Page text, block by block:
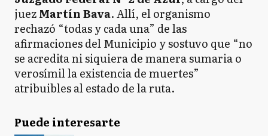
juezMartín Bava. Allí, el organismo
rechazó “todas y cada una” de las
afirmaciones del Municipio y sostuvo que “no
se acredita ni siquiera de manera sumaria o
verosímil la existencia de muertes”
atribuibles al estado de la ruta.
Puede interesarte